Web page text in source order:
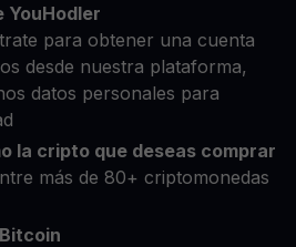
YouHodler
para obtener una cuenta
desde nuestra plataforma,
datos personales para
la cripto que deseas comprar
más de 80+ criptomonedas